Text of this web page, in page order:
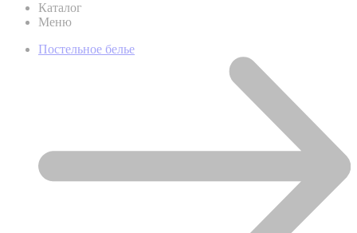
Каталог
Меню
Постельное белье